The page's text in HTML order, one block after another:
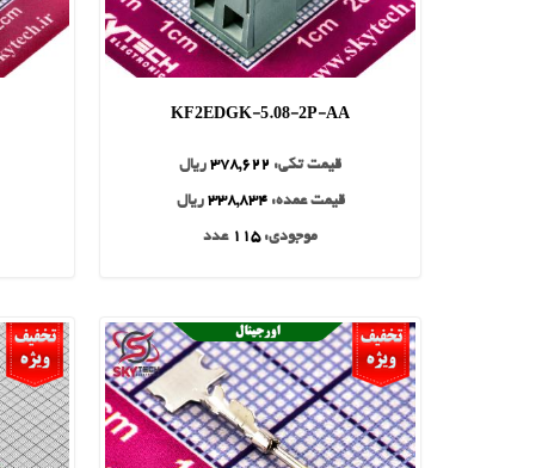
KF2EDGK-5.08-2P-AA
قیمت تکی: 378,622 ریال
قیمت عمده:338,834 ریال
موجودی:115 عدد